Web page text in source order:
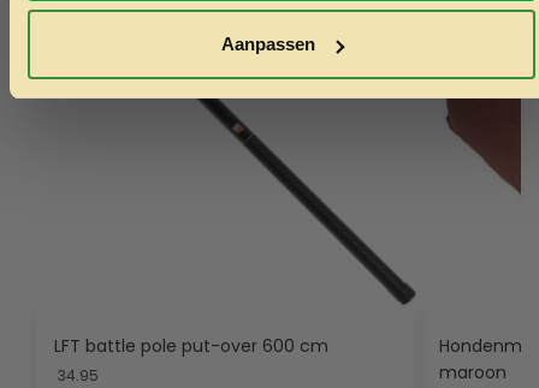
Aanpassen
LFT battle pole put-over 600 cm
34.95
maroon